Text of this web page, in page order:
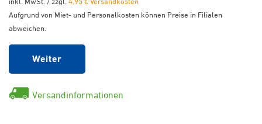
Aufgrund von Miet- und Personalkosten können Preise in Filialen
abweichen.
Weiter
Versandinformationen